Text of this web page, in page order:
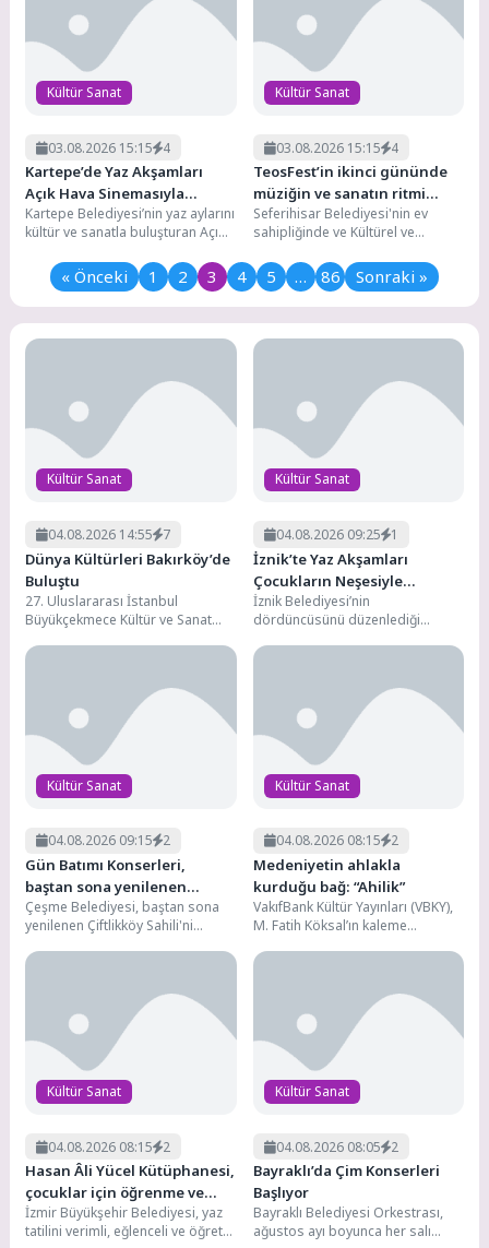
Kültür Sanat
03.08.2026 15:15 4
Kartepe’de Yaz Akşamları
Açık Hava Sinemasıyla
Renkleniyor
Kartepe Belediyesi’nin yaz aylarını
kültür ve sanatla buluşturan Açık
farklı...
Kültür Sanat
03.08.2026 15:15 4
TeosFest’in ikinci gününde
müziğin ve sanatın ritmi
düşmedi
Seferihisar Belediyesi'nin ev
sahipliğinde ve Kültürel ve
(KültürEkoloji) koordinasyonunda
düzenlenen TeosFest...
« Önceki 1 2 3 4 5 … 86 Sonraki »
Kültür Sanat
04.08.2026 14:55 7
Dünya Kültürleri Bakırköy’de
Buluştu
27. Uluslararası İstanbul
Büyükçekmece Kültür ve Sanat
taşındı. Bakırköy Belediyesi ev
Kültür Sanat
04.08.2026 09:25 1
İznik’te Yaz Akşamları
Çocukların Neşesiyle
Renkleniyor
İznik Belediyesi’nin
dördüncüsünü düzenlediği
etkinlikleri, animasyon film
Kültür Sanat
04.08.2026 09:15 2
Gün Batımı Konserleri,
baştan sona yenilenen
Çiftlikköy Sahili’nde
Çeşme Belediyesi, baştan sona
yenilenen Çiftlikköy Sahili'ni
yüzüyle yeniden vatandaşların
Kültür Sanat
04.08.2026 08:15 2
Medeniyetin ahlakla
kurduğu bağ: “Ahilik”
VakıfBank Kültür Yayınları (VBKY),
M. Fatih Köksal’ın kaleme
buluşturuyor. Bu çalışma, Ahilik’i...
Kültür Sanat
04.08.2026 08:15 2
Hasan Âli Yücel Kütüphanesi,
çocuklar için öğrenme ve
keşif merkezi oldu
İzmir Büyükşehir Belediyesi, yaz
tatilini verimli, eğlenceli ve öğretici
Kültür Sanat
04.08.2026 08:05 2
Bayraklı’da Çim Konserleri
Başlıyor
Bayraklı Belediyesi Orkestrası,
ağustos ayı boyunca her salı